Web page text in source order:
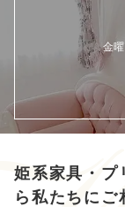
金
姫系家具・プ
ら 私たちにご